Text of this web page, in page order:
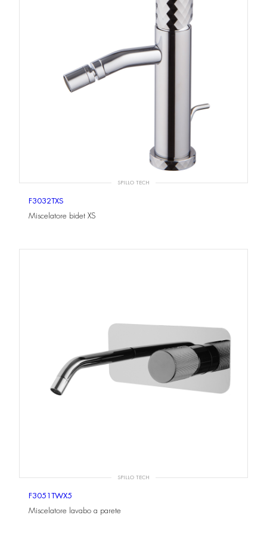
SPILLO TECH
F3032TXS
Miscelatore bidet XS
SPILLO TECH
F3051TWX5
Miscelatore lavabo a parete